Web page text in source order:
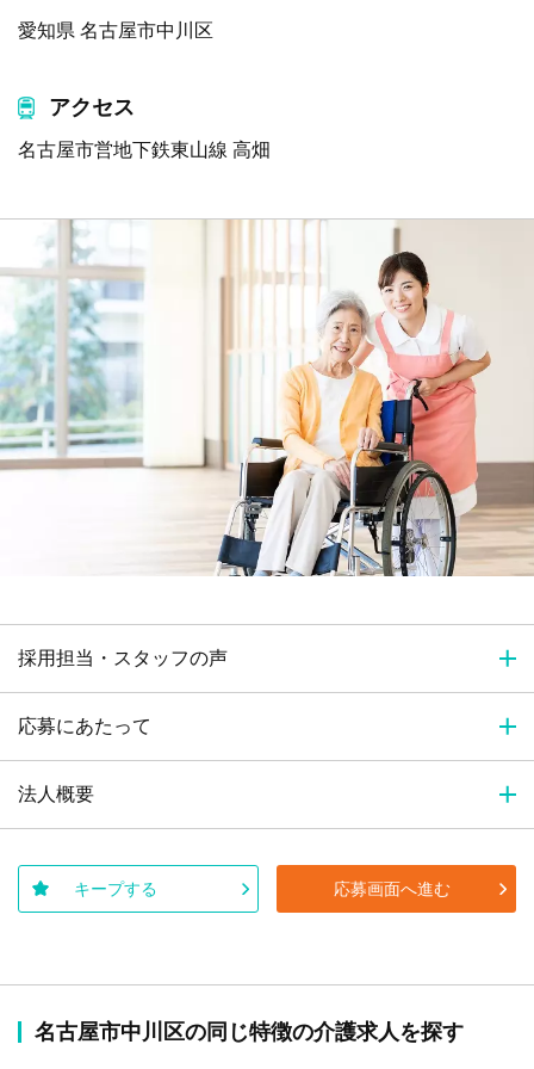
愛知県 名古屋市中川区
アクセス
名古屋市営地下鉄東山線 高畑
採用担当・スタッフの声
応募にあたって
法人概要
キープする 応募画面へ進む
名古屋市中川区の同じ特徴の介護求人を探す